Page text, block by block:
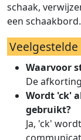
schaak,
een schaakbord.
Waarvoor
De
Wordt 'ck'
gebruikt?
Ja, 'ck'